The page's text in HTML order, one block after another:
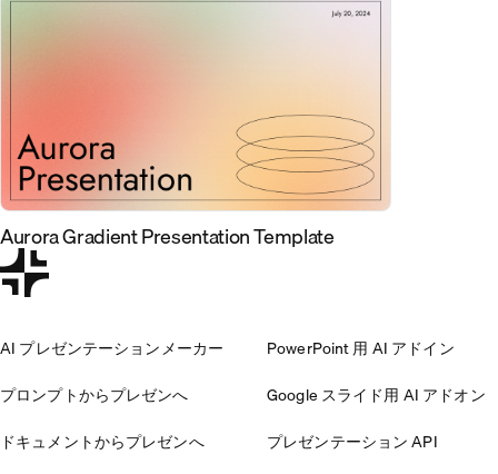
Aurora Gradient Presentation Template
AI プレゼンテーションメーカー
プロンプトからプレゼンへ
ドキュメントからプレゼンへ
PowerPoint 用 AI アドイン
Google スライド用 AI アドオン
プレゼンテーション API